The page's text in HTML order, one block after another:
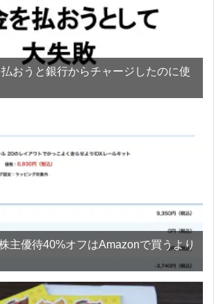
おうと銀行からチャージしたのに使
主優待40%オフはAmazonで買うより